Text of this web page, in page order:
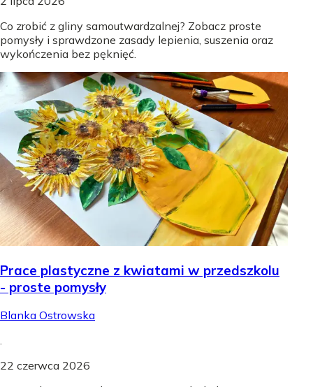
Co zrobić z gliny samoutwardzalnej? Zobacz proste
pomysły i sprawdzone zasady lepienia, suszenia oraz
wykończenia bez pęknięć.
Prace plastyczne z kwiatami w przedszkolu
- proste pomysły
Blanka Ostrowska
.
22 czerwca 2026